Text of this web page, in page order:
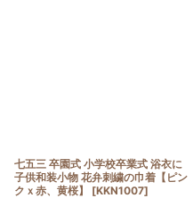
七五三 卒園式 小学校卒業式 浴衣に
子供和装小物 花弁刺繍の巾着【ピン
クｘ赤、黄桜】
[KKN1007]